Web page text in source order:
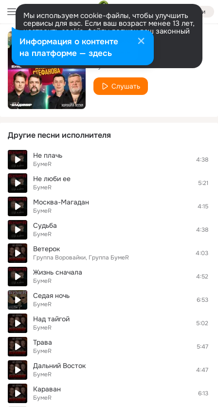
Войти
Мы используем cookie-файлы, чтобы улучшить
сервисы для вас. Если ваш возраст менее 13 лет,
настроить cookie-файлы должен ваш законный
представитель. Больше информации
Разрешить все Настроить
Две души
БумеR
Слушать
Другие песни исполнителя
Не плачь
БумеR
4:38
Не люби ее
БумеR
5:21
Москва-Магадан
БумеR
4:15
Судьба
БумеR
4:38
Ветерок
Группа Воровайки, Группа БумеR
4:03
Жизнь сначала
БумеR
4:52
Седая ночь
БумеR
6:53
Над тайгой
БумеR
5:02
Трава
БумеR
5:47
Дальний Восток
БумеR
4:47
Караван
БумеR
6:13
Информация о контенте
на платформе — здесь